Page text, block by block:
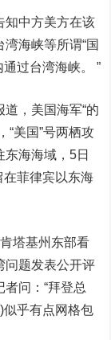
知中方美方在该
海峡等所谓“国
过台湾海峡。 ”
道，美国海军“的
“美国”号两栖攻
海海域，5日
在菲律宾以东海
塔基州东部看
问题发表公开评
问：“拜登总
似乎有点网格包